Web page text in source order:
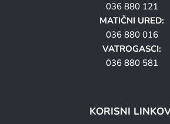
036 880 121
MATIČNI URED:
036 880 016
VATROGASCI:
036 880 581
KORISNI